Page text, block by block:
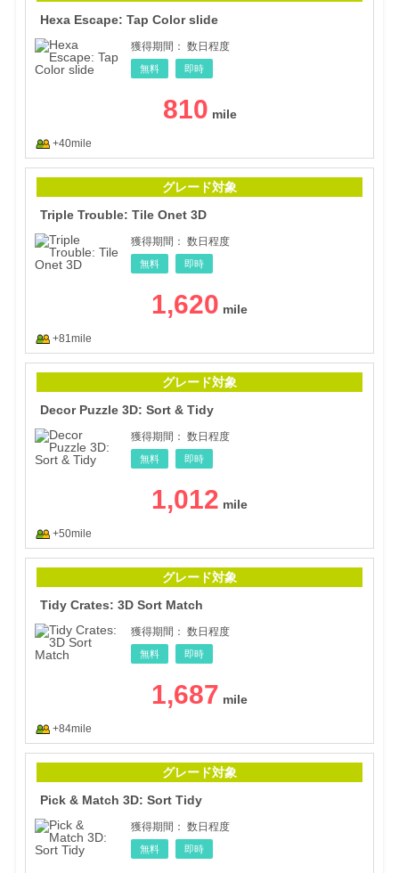
Hexa Escape: Tap Color slide
獲得期間： 数日程度
無料 即時
810
+40mile
グレード対象
Triple Trouble: Tile Onet 3D
獲得期間： 数日程度
無料 即時
1,620
+81mile
グレード対象
Decor Puzzle 3D: Sort & Tidy
獲得期間： 数日程度
無料 即時
1,012
+50mile
グレード対象
Tidy Crates: 3D Sort Match
獲得期間： 数日程度
無料 即時
1,687
+84mile
グレード対象
Pick & Match 3D: Sort Tidy
獲得期間： 数日程度
無料 即時